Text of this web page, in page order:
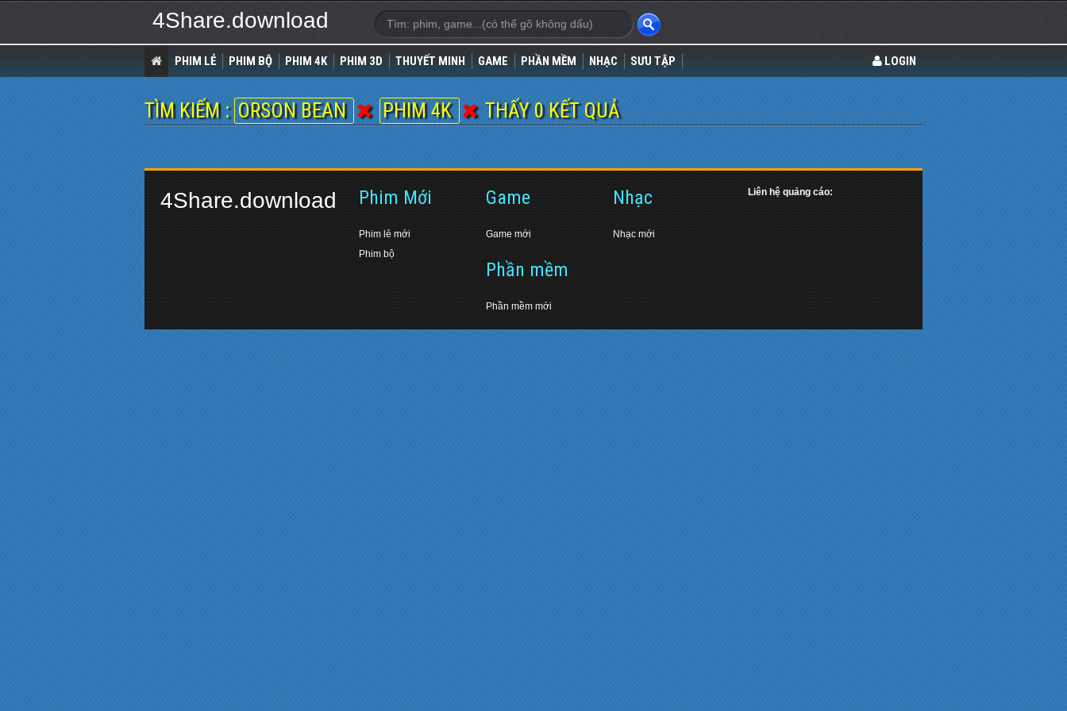
4Share.download
PHIM LẺ PHIM BỘ PHIM 4K PHIM 3D THUYẾT MINH GAME PHẦN MỀM NHẠC SƯU TẬP LOGIN
TÌM KIẾM : ORSON BEAN PHIM 4K THẤY 0 KẾT QUẢ
4Share.download Phim Mới
Phim lẻ mới
Phim bộ
Game
Game mới
Phần mềm
Phần mềm mới
Nhạc
Nhạc mới
Liên hệ quảng cáo: